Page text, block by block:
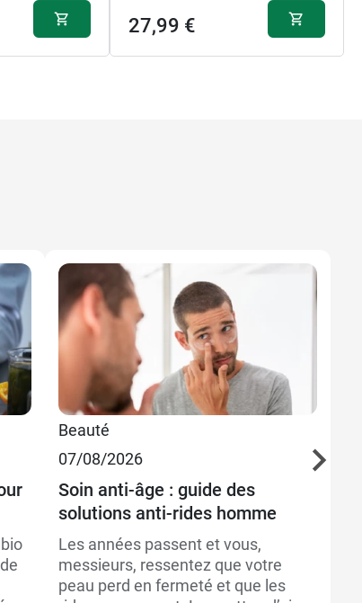
27,99 €
Beauté
07/08/2026
Soin anti-âge : guide des
solutions anti-rides homme
Les années passent et vous,
messieurs, ressentez que votre
peau perd en fermeté et que les